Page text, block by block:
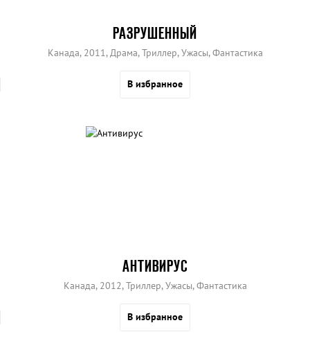
РАЗРУШЕННЫЙ
Канада, 2011, Драма, Триллер, Ужасы, Фантастика
В избранное
АНТИВИРУС
Канада, 2012, Триллер, Ужасы, Фантастика
В избранное